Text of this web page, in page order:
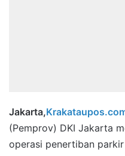
Jakarta,
(Pemprov) DKI Jakarta
operasi penertiban